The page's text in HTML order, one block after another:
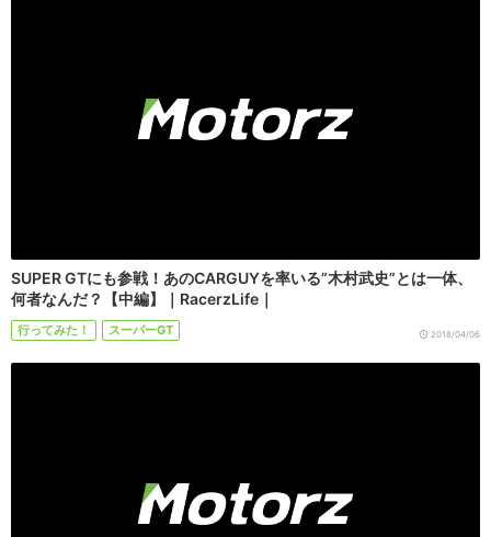
SUPER GTにも参戦！あのCARGUYを率いる”木村武史”とは一体、
何者なんだ？【中編】｜RacerzLife｜
行ってみた！ スーパーGT 2018/04/06